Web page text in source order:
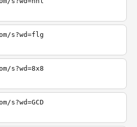
s?wd=flg
s?wd=8x8
s?wd=GCD